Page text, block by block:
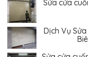
Dịch Vụ
Sửa cửa